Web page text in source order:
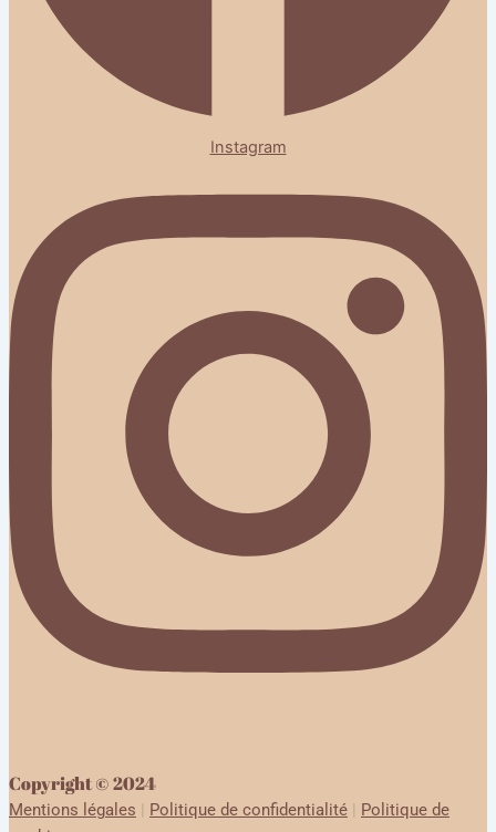
Instagram
Copyright © 2024
Mentions légales | Politique de confidentialité | Politique de